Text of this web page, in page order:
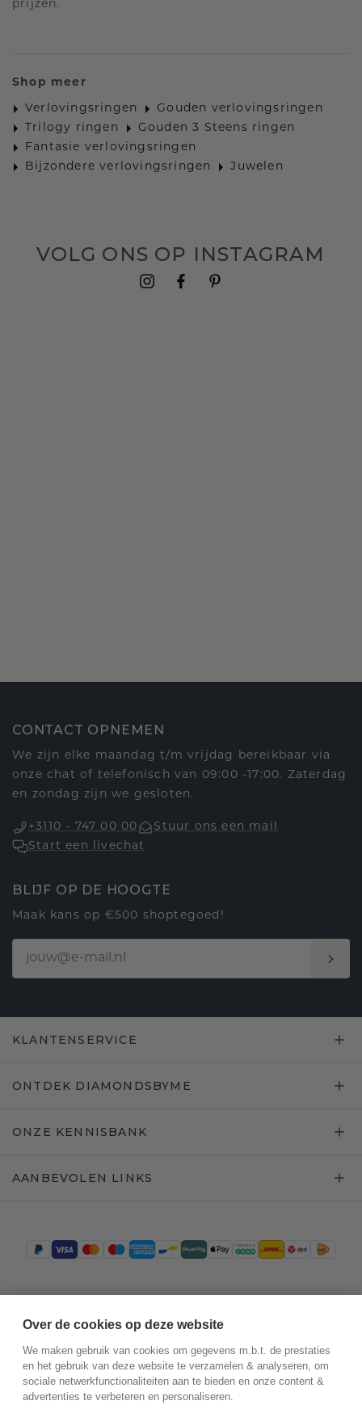
prijzen.
Shop meer
Verlovingsringen
Gouden verlovingsringen
Trilogy ringen
Gouden 3 Steens ringen
Fantasie verlovingsringen
Bijzondere verlovingsringen
Juwelen
VOLG ONS OP INSTAGRAM
CONTACT OPNEMEN
We zijn elke maandag t/m vrijdag bereikbaar via
onze chat of telefonisch van 09:00 -17:00. Zaterdag
en zondag zijn we gesloten.
+3110 - 747 00 00
Stuur ons een mail
Start een livechat
BLIJF OP DE HOOGTE
Maak kans op €500 shoptegoed!
KLANTENSERVICE
ONTDEK DIAMONDSBYME
ONZE KENNISBANK
AANBEVOLEN LINKS
Over de cookies op deze website
We maken gebruik van cookies om gegevens m.b.t. de prestaties
en het gebruik van deze website te verzamelen & analyseren, om
sociale netwerkfunctionaliteiten aan te bieden en onze content &
advertenties te verbeteren en personaliseren.